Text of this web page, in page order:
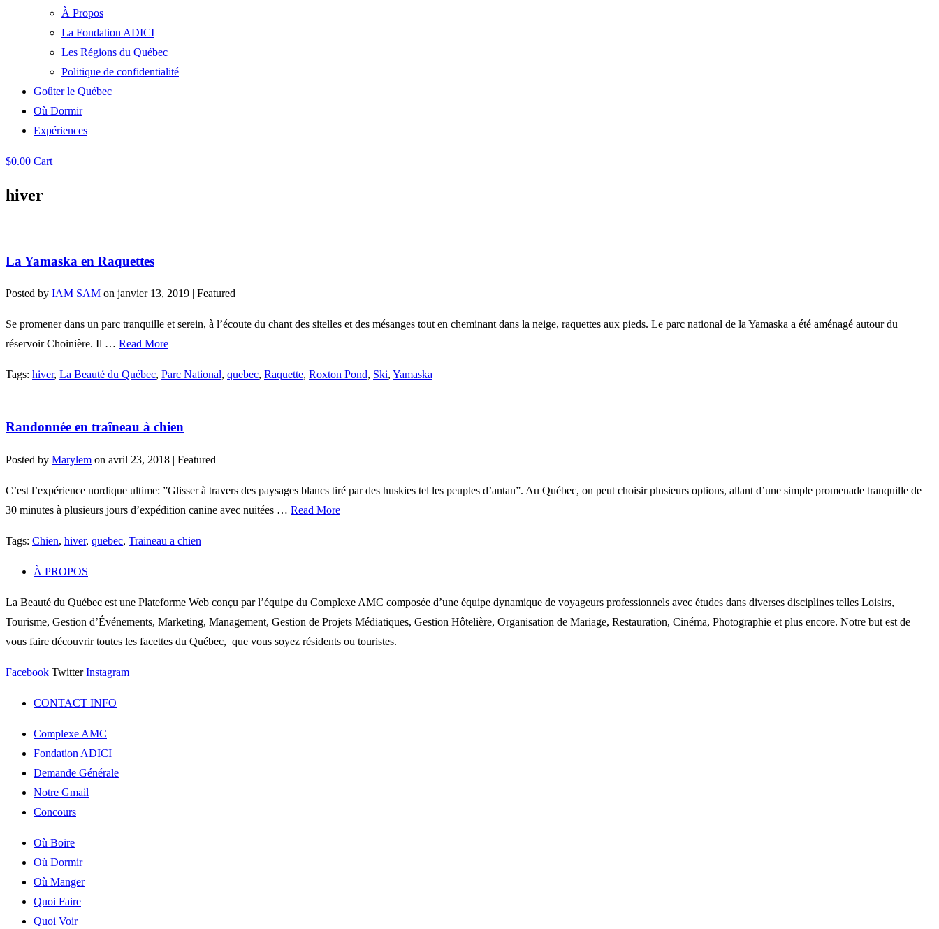
À Propos
La Fondation ADICI
Les Régions du Québec
Politique de confidentialité
Goûter le Québec
Où Dormir
Expériences
$0.00 Cart
hiver
La Yamaska en Raquettes
Posted by IAM SAM on janvier 13, 2019 | Featured
Se promener dans un parc tranquille et serein, à l’écoute du chant des sitelles et des mésanges tout en cheminant dans la neige, raquettes aux pieds. Le parc national de la Yamaska a été aménagé autour du
réservoir Choinière. Il … Read More
Tags: hiver, La Beauté du Québec, Parc National, quebec, Raquette, Roxton Pond, Ski, Yamaska
Randonnée en traîneau à chien
Posted by Marylem on avril 23, 2018 | Featured
C’est l’expérience nordique ultime: ”Glisser à travers des paysages blancs tiré par des huskies tel les peuples d’antan”. Au Québec, on peut choisir plusieurs options, allant d’une simple promenade tranquille de
30 minutes à plusieurs jours d’expédition canine avec nuitées … Read More
Tags: Chien, hiver, quebec, Traineau a chien
À PROPOS
La Beauté du Québec est une Plateforme Web conçu par l’équipe du Complexe AMC composée d’une équipe dynamique de voyageurs professionnels avec études dans diverses disciplines telles Loisirs,
Tourisme, Gestion d’Événements, Marketing, Management, Gestion de Projets Médiatiques, Gestion Hôtelière, Organisation de Mariage, Restauration, Cinéma, Photographie et plus encore. Notre but est de
vous faire découvrir toutes les facettes du Québec, que vous soyez résidents ou touristes.
Facebook Twitter Instagram
CONTACT INFO
Complexe AMC
Fondation ADICI
Demande Générale
Notre Gmail
Concours
Où Boire
Où Dormir
Où Manger
Quoi Faire
Quoi Voir